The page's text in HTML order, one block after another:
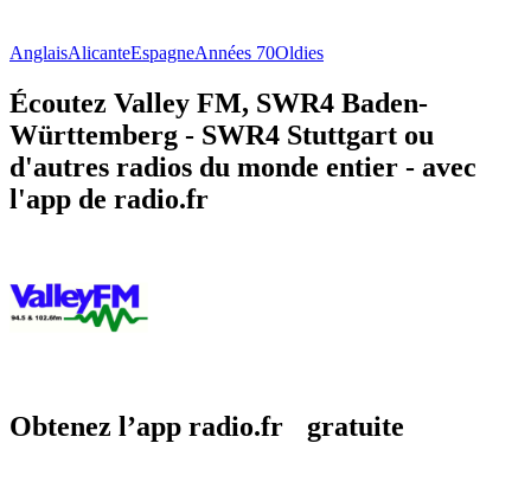
AnglaisAlicanteEspagneAnnées 70Oldies
Écoutez Valley FM, SWR4 Baden-
Württemberg - SWR4 Stuttgart ou
d'autres radios du monde entier - avec
l'app de radio.fr
Obtenez l’app radio.fr gratuite